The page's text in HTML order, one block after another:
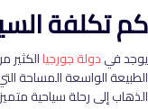
كم تكلفة
يوجد فيدولة جورجياالكثير
الطبيعة الواسعة المساحة
الذهاب إلى رحلة سياحية